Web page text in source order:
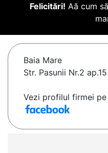
Felicitări! Aă cum
Baia Mare
Str. Pasunii Nr.2 ap.15
Vezi profilul firmei pe